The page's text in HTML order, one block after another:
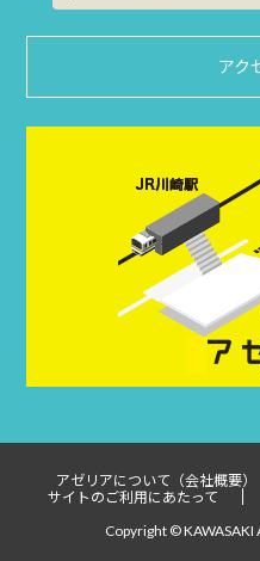
アク
アゼリアについて（会社概要）
サイトのご利用にあたって
Copyright © KAWASAKI